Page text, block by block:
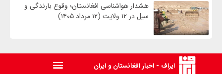
هشدار هواشناسی افغانستان؛ وقوع بارندگی و
سیل در ۱۲ ولایت (۱۲ مرداد ۱۴۰۵)
ایراف - اخبار افغانستان و ایران